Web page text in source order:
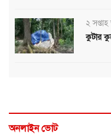
২
কুটার
অনলাইন ভোট